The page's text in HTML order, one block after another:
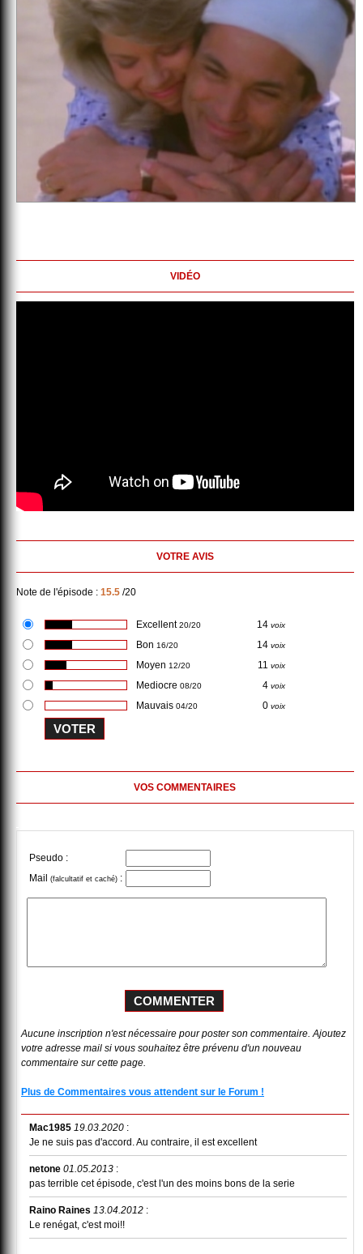
VIDÉO
VOTRE AVIS
Note de l'épisode : 15.5 /20
Excellent20/20 14 voix
Bon 16/20 14 voix
Moyen 12/20 11 voix
Mediocre 08/20 4 voix
Mauvais 04/20 0 voix
VOS COMMENTAIRES
Pseudo :
Mail
(falcultatif et caché) :
Aucune inscription n'est nécessaire pour poster son commentaire. Ajoutez
votre adresse mail si vous souhaitez être prévenu d'un nouveau
commentaire sur cette page.
Plus de Commentaires vous attendent sur le Forum !
Mac1985 19.03.2020 :
Je ne suis pas d'accord. Au contraire, il est excellent
netone 01.05.2013 :
pas terrible cet épisode, c'est l'un des moins bons de la serie
Raino Raines 13.04.2012 :
Le renégat, c'est moi!!